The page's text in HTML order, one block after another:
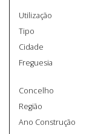
Utilização
Tipo
Cidade
Freguesia
Concelho
Região
Ano Construção